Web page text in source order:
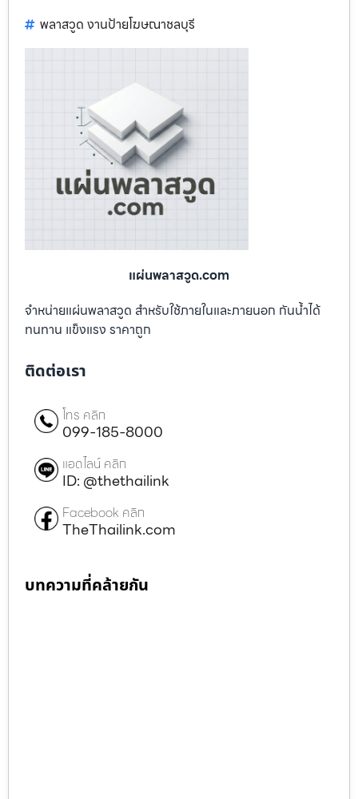
พลาสวูด งานป้ายโฆษณาชลบุรี
แผ่นพลาสวูด.com
จำหน่ายแผ่นพลาสวูด สำหรับใช้ภายในและภายนอก กันน้ำได้
ทนทาน แข็งแรง ราคาถูก
ติดต่อเรา
โทร คลิก
099-185-8000
แอดไลน์ คลิก
ID: @thethailink
Facebook คลิก
TheThailink.com
บทความที่คล้ายกัน